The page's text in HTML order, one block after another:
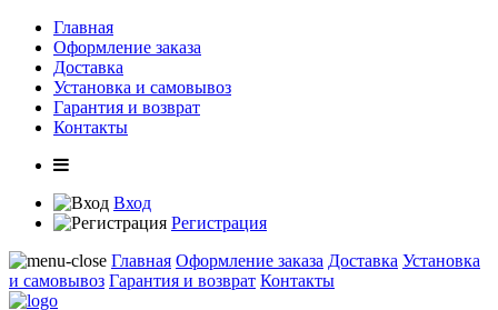
Главная
Оформление заказа
Доставка
Установка и самовывоз
Гарантия и возврат
Контакты
Вход
Регистрация
Главная Оформление заказа Доставка Установка
и самовывоз Гарантия и возврат Контакты